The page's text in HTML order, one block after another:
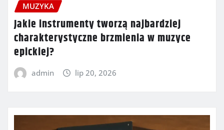
MUZYKA
Jakie instrumenty tworzą najbardziej
charakterystyczne brzmienia w muzyce
epickiej?
admin lip 20, 2026